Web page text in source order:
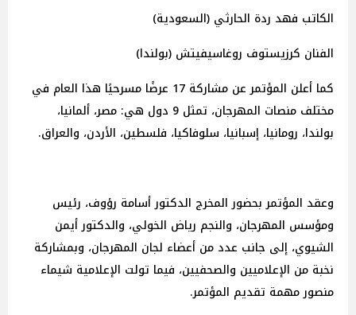
الكاتب فهد ردة الحارثي (السعودية)
الفنان كرزيستوف روغاسيفيتش (بولندا)
كما أعلن المؤتمر عن مشاركة 17 عرضًا مسرحيًا هذا العام في
مختلف منصات المهرجان، تمثل 9 دول هي: مصر، ألمانيا،
بولندا، رومانيا، إسبانيا، سلوفاكيا، فلسطين، الأردن، والعراق.
وعقد المؤتمر بحضور المخرج الدكتور أسامة رؤوف، رئيس
ومؤسس المهرجان، والنجم رياض الخولي، والدكتور أيمن
الشيوي، إلى جانب عدد من أعضاء لجان المهرجان، وبمشاركة
نخبة من الإعلاميين والصحفيين، فيما تولت الإعلامية شيماء
منصور مهمة تقديم المؤتمر.